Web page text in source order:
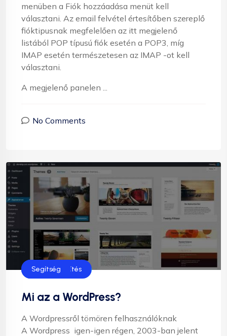
menüben a Fiók hozzáadása menüt kell
választani. Az email felvétel értesítőben szereplő
fióktipusnak megfelelően az itt megjelenő
listából POP típusú fiók esetén a POP3, míg
IMAP esetén természetesen az IMAP -ot kell
választani.
A megjelenő panelen ...
No Comments
Honlap készítés
Segítség
Mi az a WordPress?
A Wordpressről tömören felhasználóknak
A Wordpress igen-igen régen, 2003-ban jelent